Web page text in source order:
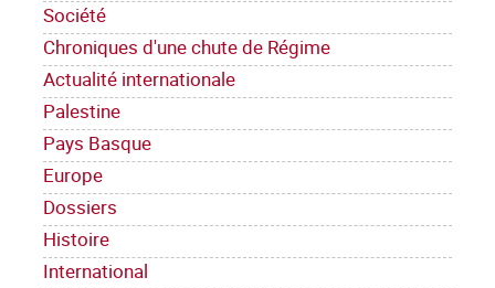
Société
Chroniques d'une chute de Régime
Actualité internationale
Palestine
Pays Basque
Europe
Dossiers
Histoire
International